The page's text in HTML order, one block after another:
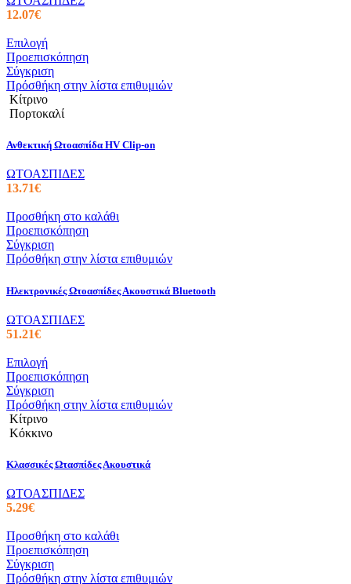
12.07€
ΕπιλογήΑυτό
το
προϊόν
έχει
πολλαπλές
παραλλαγές.
επιλογές
μπορούν
να
επιλεγούν
σελίδα
του
προϊόντος
Προεπισκόπηση
Σύγκριση
Πρόσθήκη στην λίστα επιθυμιών
Κίτρινο
Πορτοκαλί
Ανθεκτική Ωτοασπίδα HV Clip-on
ΩΤΟΑΣΠΙΔΕΣ
13.71€
Προσθήκη στο καλάθι
Προεπισκόπηση
Σύγκριση
Πρόσθήκη στην λίστα επιθυμιών
Ηλεκτρονικές Ωτοασπίδες Ακουστικά Bluetooth
ΩΤΟΑΣΠΙΔΕΣ
51.21€
ΕπιλογήΑυτό
το
προϊόν
έχει
πολλαπλές
παραλλαγές.
επιλογές
να
επιλεγούν
σελίδα
του
προϊόντος
Προεπισκόπηση
Σύγκριση
Πρόσθήκη στην λίστα επιθυμιών
Κίτρινο
Κόκκινο
Κλασσικές Ωτασπίδες Ακουστικά
ΩΤΟΑΣΠΙΔΕΣ
5.29€
Προσθήκη στο καλάθι
Προεπισκόπηση
Σύγκριση
Πρόσθήκη στην λίστα επιθυμιών